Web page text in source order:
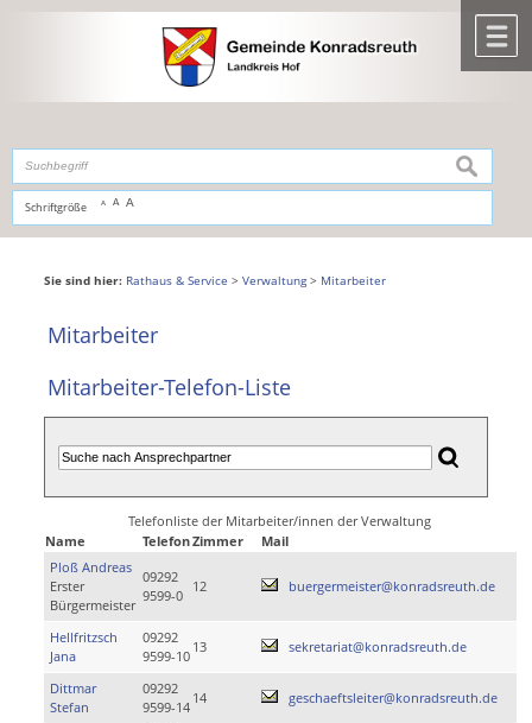
,zur Navigationoderzur Startseitespringen.
Schriftgröße A A A
suchen
Sie sind hier: Rathaus & Service > Verwaltung> Mitarbeiter
Mitarbeiter
Mitarbeiter-Telefon-Liste
Telefonliste der Mitarbeiter/innen der Verwaltung
Name
TelefonZimmer
Mail
Ploß Andreas
Erster
Bürgermeister
09292
9599-0
12 buergermeister@konradsreuth.de
Hellfritzsch
Jana
09292
9599-10
13 sekretariat@konradsreuth.de
Dittmar
Stefan
09292
9599-14
14 geschaeftsleiter@konradsreuth.de